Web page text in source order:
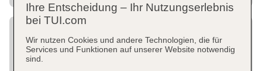
Ihre Entscheidung – Ihr Nutzungserlebnis
bei TUI.com
Wir nutzen Cookies und andere Technologien, die für
Services und Funktionen auf unserer Website notwendig
sind.